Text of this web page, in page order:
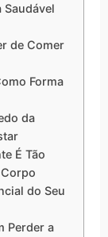
Saudável
de Comer
Forma
da
É Tão
do Seu
Perder a